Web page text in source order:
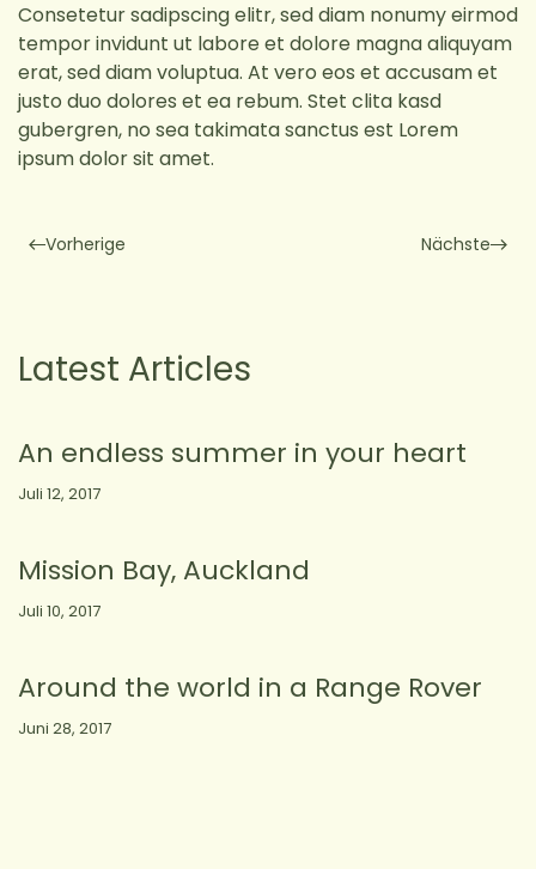
Consetetur sadipscing elitr, sed diam nonumy eirmod
tempor invidunt ut labore et dolore magna aliquyam
erat, sed diam voluptua. At vero eos et accusam et
justo duo dolores et ea rebum. Stet clita kasd
gubergren, no sea takimata sanctus est Lorem
ipsum dolor sit amet.
Vorherige Nächste
Latest Articles
An endless summer in your heart
Juli 12, 2017
Mission Bay, Auckland
Juli 10, 2017
Around the world in a Range Rover
Juni 28, 2017